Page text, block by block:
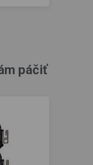
páčiť